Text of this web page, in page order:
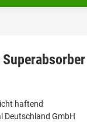
haftend
Deutschland GmbH